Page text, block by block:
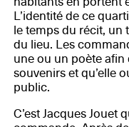
L’identité de ce
le temps du récit, un
du lieu. Les
une ou un poète afin
souvenirs et qu’elle
public.
C’est Jacques Jouet